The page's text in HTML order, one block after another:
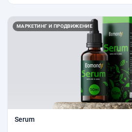
МАРКЕТИНГ И ПРОДВИЖЕНИЕ
Serum